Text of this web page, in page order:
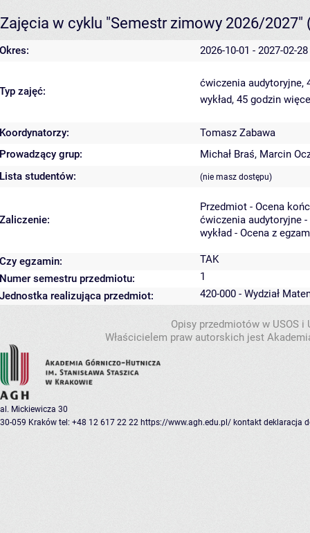
Zajęcia w cyklu "Semestr zimowy 2026/2027"
Okres: 2026-10-01 - 2027-02-28
Typ zajęć:
ćwiczenia audytoryjne,
wykład, 45 godzin
Koordynatorzy:
Tomasz Zabawa
Prowadzący grup:
Michał Braś, Marcin
Lista studentów:
(nie masz dostępu)
Zaliczenie:
Przedmiot - Ocena
ćwiczenia audytoryjne
wykład - Ocena z
Czy egzamin:
TAK
Numer semestru przedmiotu:
1
Jednostka realizująca przedmiot:
420-000 - Wydział
Opisy przedmiotów w USOS
Właścicielem praw autorskich jest
al. Mickiewicza 30
30-059 Kraków tel: +48 12 617 22 22 https://www.agh.edu.pl/ kontakt deklaracja